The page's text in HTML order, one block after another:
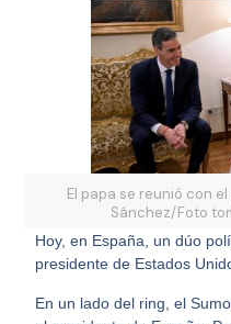
El papa se reunió con
Sánchez/Foto
Hoy, en España, un dúo
presidente de Estados
En un lado del ring, el